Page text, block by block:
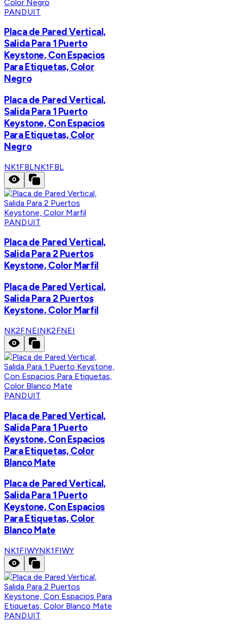
PANDUIT
Placa de Pared Vertical,
Salida Para 1 Puerto
Keystone, Con Espacios
Para Etiquetas, Color
Negro
Placa de Pared Vertical,
Salida Para 1 Puerto
Keystone, Con Espacios
Para Etiquetas, Color
Negro
NK1FBLNK1FBL
PANDUIT
Placa de Pared Vertical,
Salida Para 2 Puertos
Keystone, Color Marfil
Placa de Pared Vertical,
Salida Para 2 Puertos
Keystone, Color Marfil
NK2FNEINK2FNEI
PANDUIT
Placa de Pared Vertical,
Salida Para 1 Puerto
Keystone, Con Espacios
Para Etiquetas, Color
Blanco Mate
Placa de Pared Vertical,
Salida Para 1 Puerto
Keystone, Con Espacios
Para Etiquetas, Color
Blanco Mate
NK1FIWYNK1FIWY
PANDUIT